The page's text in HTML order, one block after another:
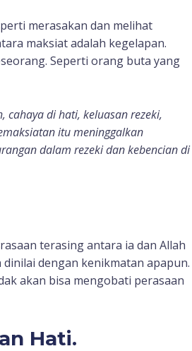
merasakan dan melihat
maksiat adalah kegelapan.
Seperti orang buta yang
cahaya di hati, keluasan rezeki,
itu meninggalkan
dalam rezeki dan kebencian di
terasing antara ia dan Allah
dengan kenikmatan apapun.
akan bisa mengobati perasaan
Hati.